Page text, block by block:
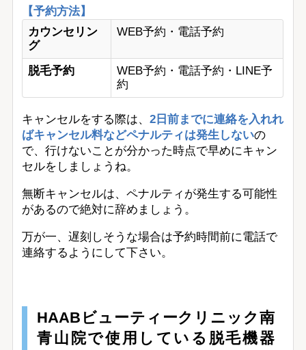
【予約方法】
カウンセリン
グ
WEB予約・電話予約
脱毛予約
WEB予約・電話予約・LINE予
約
キャンセルをする際は、2日前までに連絡を入れれ
ばキャンセル料などペナルティは発生しないの
で、行けないことが分かった時点で早めにキャン
セルをしましょうね。
無断キャンセルは、ペナルティが発生する可能性
があるので絶対に辞めましょう。
万が一、遅刻しそうな場合は予約時間前に電話で
連絡するようにして下さい。
HAABビューティークリニック南
青山院で使用している脱毛機器